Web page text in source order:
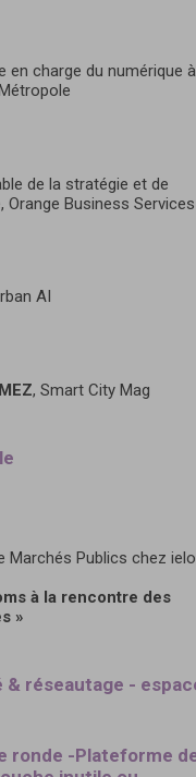
en charge du numérique à
de la stratégie et de
Orange Business Services
AI
, Smart City Mag
Marchés Publics chez ielo
à la rencontre des
»
& réseautage -
ronde -Plateforme